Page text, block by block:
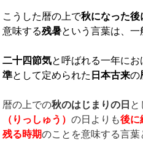
こうした暦の上で秋になった
意味する残暑という言葉は、一
二十四節気と呼ばれる一年にお
準として定められた 日本古来の
暦の上での秋のはじまりの日 と
（りっしゅう）の日よりも後に
残る時期のことを意味する言